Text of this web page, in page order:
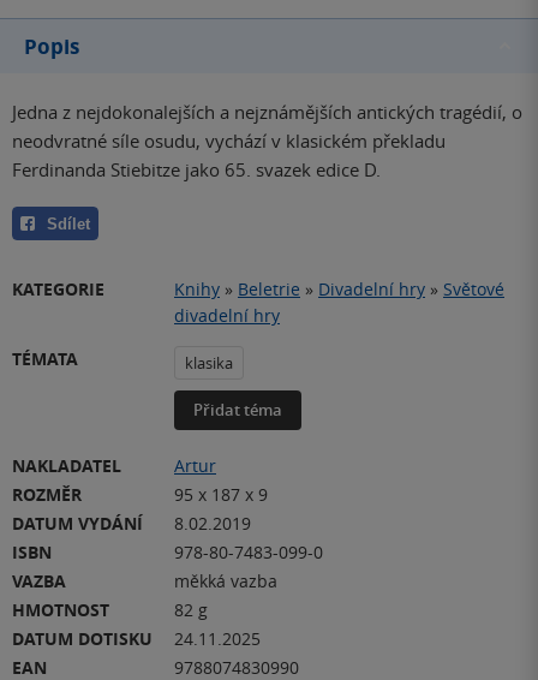
Popis
Jedna z nejdokonalejších a nejznámějších antických tragédií, o
neodvratné síle osudu, vychází v klasickém překladu
Ferdinanda Stiebitze jako 65. svazek edice D.
Sdílet
KATEGORIE Knihy » Beletrie » Divadelní hry » Světové
divadelní hry
TÉMATA
klasika
Přidat téma
NAKLADATEL
Artur
ROZMĚR
95 x 187 x 9
DATUM VYDÁNÍ
8.02.2019
ISBN
978-80-7483-099-0
VAZBA
měkká vazba
HMOTNOST
82 g
DATUM DOTISKU
24.11.2025
EAN
9788074830990